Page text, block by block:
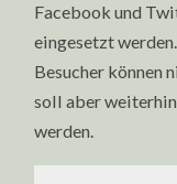
Facebook und
eingesetzt
Besucher können
soll aber
werden.